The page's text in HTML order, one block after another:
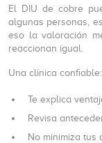
El DIU de cobre
algunas personas,
eso la valoración
reaccionan igual.
Una clínica confiable:
Te explica
Revisa
No minimiza tus